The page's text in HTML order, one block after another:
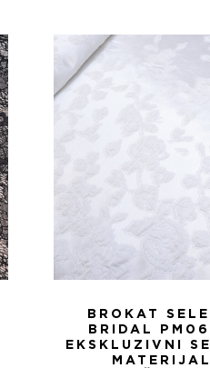
BROKAT
BRIDAL
EKSKLUZIVNI